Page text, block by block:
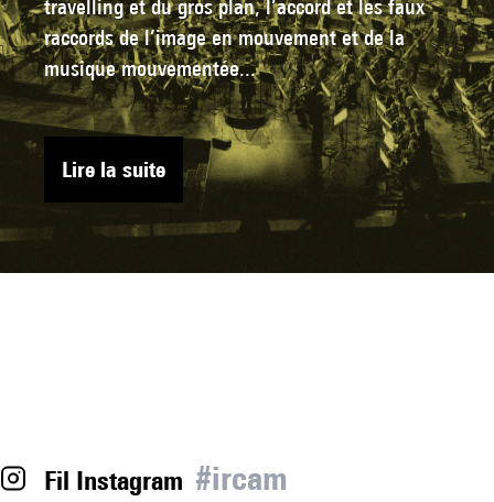
travelling et du gros plan, l’accord et les faux
raccords de l’image en mouvement et de la
musique mouvementée...
Lire la suite
Fil Instagram #ircam